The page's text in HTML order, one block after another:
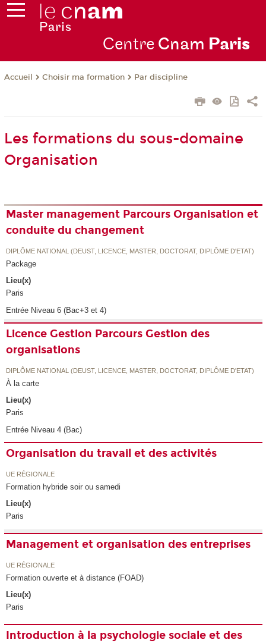
Centre Cnam Paris
Accueil Choisir ma formation Par discipline
Les formations du sous-domaine
Organisation
Master management Parcours Organisation et
conduite du changement
DIPLÔME NATIONAL (DEUST, LICENCE, MASTER, DOCTORAT, DIPLÔME D'ETAT)
Package
Lieu(x)
Paris
Entrée Niveau 6 (Bac+3 et 4)
Licence Gestion Parcours Gestion des
organisations
DIPLÔME NATIONAL (DEUST, LICENCE, MASTER, DOCTORAT, DIPLÔME D'ETAT)
À la carte
Lieu(x)
Paris
Entrée Niveau 4 (Bac)
Organisation du travail et des activités
UE RÉGIONALE
Formation hybride soir ou samedi
Lieu(x)
Paris
Management et organisation des entreprises
UE RÉGIONALE
Formation ouverte et à distance (FOAD)
Lieu(x)
Paris
Introduction à la psychologie sociale et des